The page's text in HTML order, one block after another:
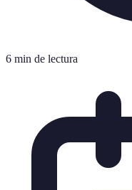
6 min de lectura